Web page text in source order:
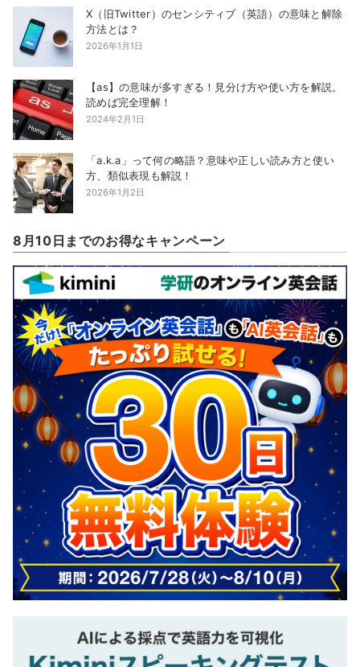
X（旧Twitter）のセンシティブ（英語）の意味と解除
方法とは？
2026年1月1日
【as】の意味が多すぎる！見分け方や使い方を解説。
読めば完全理解！
2024年2月1日
「a.k.a」って何の略語？意味や正しい読み方と使い
方、類似表現も解説！
2026年1月2日
8月10日までのお得なキャンペーン